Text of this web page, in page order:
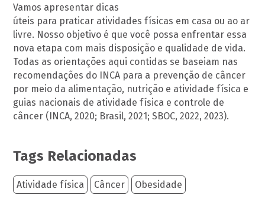
Vamos apresentar dicas
úteis para praticar atividades físicas em casa ou ao ar
livre. Nosso objetivo é que você possa enfrentar essa
nova etapa com mais disposição e qualidade de vida.
Todas as orientações aqui contidas se baseiam nas
recomendações do INCA para a prevenção de câncer
por meio da alimentação, nutrição e atividade física e
guias nacionais de atividade física e controle de
câncer (INCA, 2020; Brasil, 2021; SBOC, 2022, 2023).
Tags Relacionadas
Atividade física Câncer Obesidade